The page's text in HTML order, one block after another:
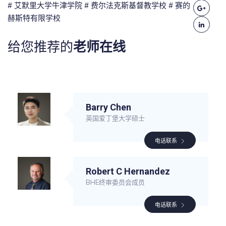
# 艾默里大学牛津学院 # 费尔法克斯基督教学校 # 赛的
赫斯特有限学校
给您推荐的老师在线
Barry Chen
英国爱丁堡大学硕士
电话联系
Robert C Hernandez
BHE终审委员会成员
电话联系